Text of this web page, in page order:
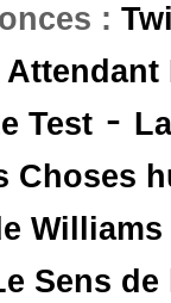
:
Test -
Choses
Williams
Sens